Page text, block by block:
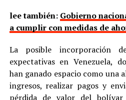
lee también: Gobierno
a cumplir con medidas de
La posible incorporación
expectativas en Venezuela,
han ganado espacio como
ingresos, realizar pagos y
pérdida de valor del